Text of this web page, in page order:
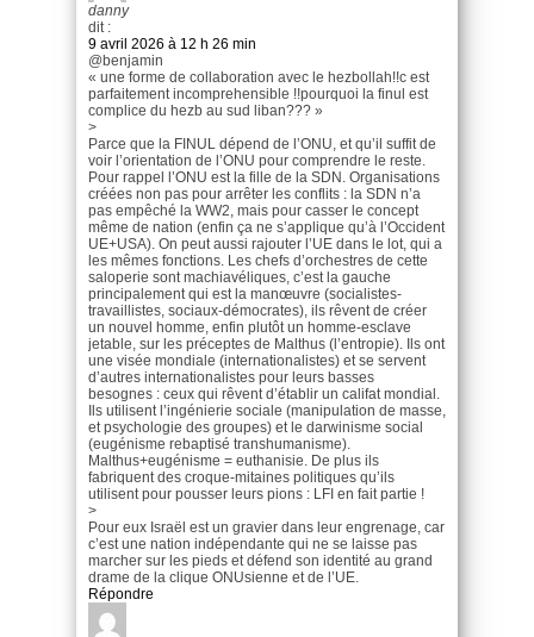
danny
dit :
9 avril 2026 à 12 h 26 min
@benjamin
« une forme de collaboration avec le hezbollah!!c est
parfaitement incomprehensible !!pourquoi la finul est
complice du hezb au sud liban??? »
>
Parce que la FINUL dépend de l’ONU, et qu’il suffit de
voir l’orientation de l’ONU pour comprendre le reste.
Pour rappel l’ONU est la fille de la SDN. Organisations
créées non pas pour arrêter les conflits : la SDN n’a
pas empêché la WW2, mais pour casser le concept
même de nation (enfin ça ne s’applique qu’à l’Occident
UE+USA). On peut aussi rajouter l’UE dans le lot, qui a
les mêmes fonctions. Les chefs d’orchestres de cette
saloperie sont machiavéliques, c’est la gauche
principalement qui est la manœuvre (socialistes-
travaillistes, sociaux-démocrates), ils rêvent de créer
un nouvel homme, enfin plutôt un homme-esclave
jetable, sur les préceptes de Malthus (l’entropie). Ils ont
une visée mondiale (internationalistes) et se servent
d’autres internationalistes pour leurs basses
besognes : ceux qui rêvent d’établir un califat mondial.
Ils utilisent l’ingénierie sociale (manipulation de masse,
et psychologie des groupes) et le darwinisme social
(eugénisme rebaptisé transhumanisme).
Malthus+eugénisme = euthanisie. De plus ils
fabriquent des croque-mitaines politiques qu’ils
utilisent pour pousser leurs pions : LFI en fait partie !
>
Pour eux Israël est un gravier dans leur engrenage, car
c’est une nation indépendante qui ne se laisse pas
marcher sur les pieds et défend son identité au grand
drame de la clique ONUsienne et de l’UE.
Répondre